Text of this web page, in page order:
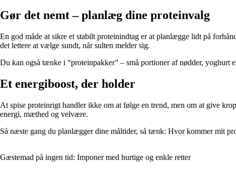
Gør det nemt – planlæg dine proteinvalg
En god måde at sikre et stabilt proteinindtag er at planlægge lidt på
det lettere at vælge sundt, når sulten melder sig.
Du kan også tænke i “proteinpakker” – små portioner af nødder, yoghurt
Et energiboost, der holder
At spise proteinrigt handler ikke om at følge en trend, men om at give
energi, mæthed og velvære.
Så næste gang du planlægger dine måltider, så tænk: Hvor kommer mit
Gæstemad på ingen tid: Imponer med hurtige og enkle retter